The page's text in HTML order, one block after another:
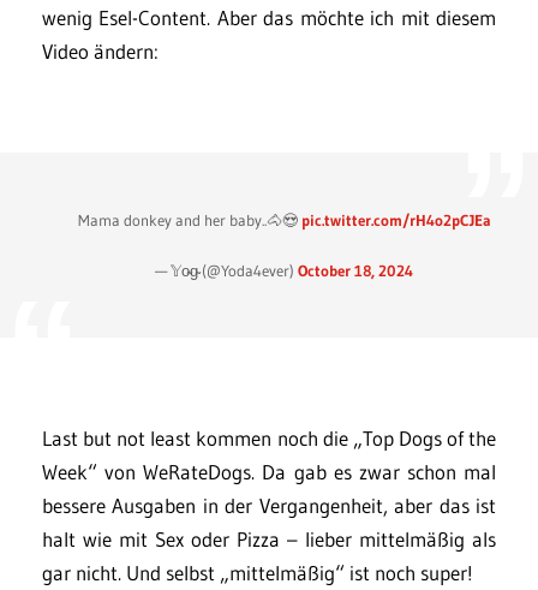
wenig Esel-Content. Aber das möchte ich mit diesem
Video ändern:
Mama donkey and her baby..🐴😍 pic.twitter.com/rH4o2pCJEa
— 𝕐o̴g̴ (@Yoda4ever)October 18, 2024
Last but not least kommen noch die „Top Dogs of the
Week“ von WeRateDogs. Da gab es zwar schon mal
bessere Ausgaben in der Vergangenheit, aber das ist
halt wie mit Sex oder Pizza – lieber mittelmäßig als
gar nicht. Und selbst „mittelmäßig“ ist noch super!